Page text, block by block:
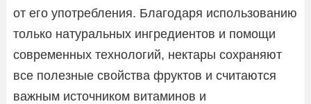
от его употребления. Благодаря использованию
только натуральных ингредиентов и помощи
современных технологий, нектары сохраняют
все полезные свойства фруктов и считаются
важным источником витаминов и